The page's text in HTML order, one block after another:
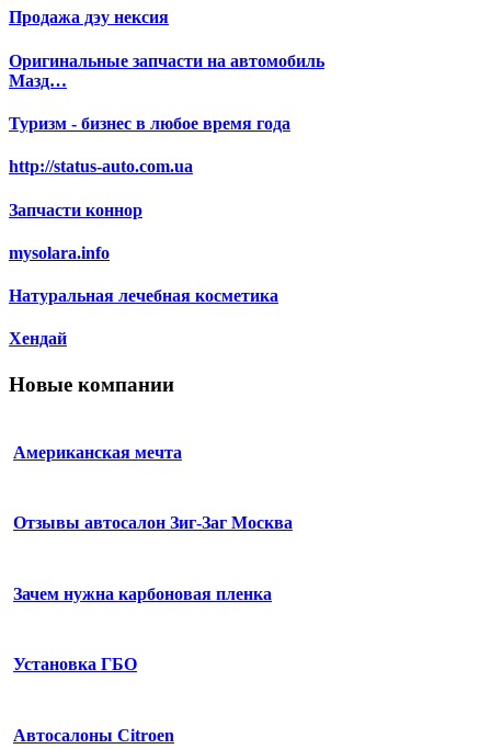
Продажа дэу нексия
Оригинальные запчасти на автомобиль
Мазд…
Туризм - бизнес в любое время года
http://status-auto.com.ua
Запчасти коннор
mysolara.info
Натуральная лечебная косметика
Хендай
Новые компании
Американская мечта
Отзывы автосалон Зиг-Заг Москва
Зачем нужна карбоновая пленка
Установка ГБО
Автосалоны Citroen